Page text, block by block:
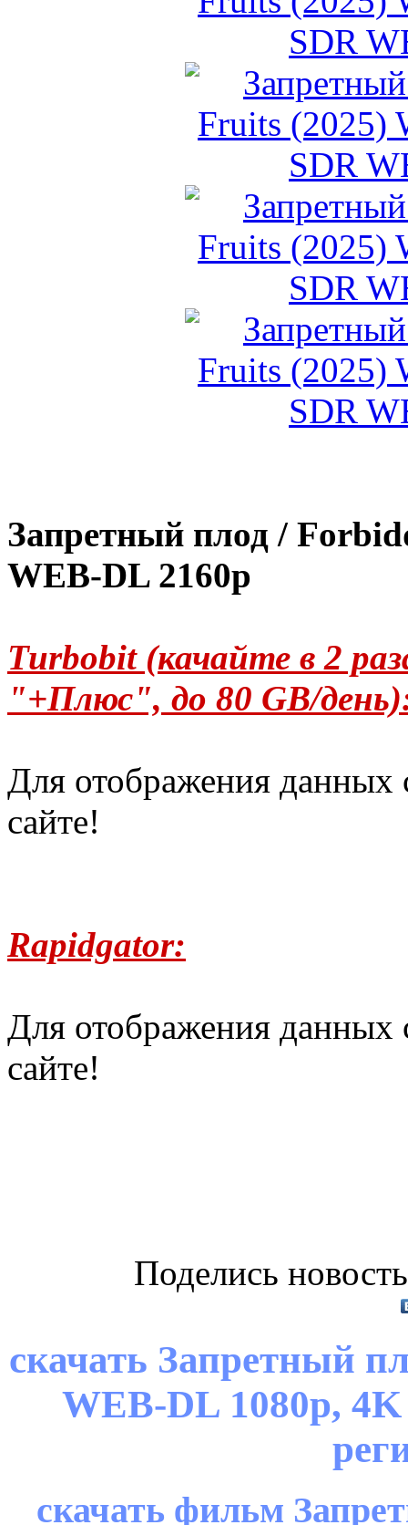
Запретный плод /
WEB-DL 2160p
Turbobit (качайте в 2
"+Плюс", до 80 GB/
Для отображения
сайте!
Rapidgator:
Для отображения
сайте!
Поделись
скачать Запретный
WEB-DL 1080p,
скачать фильм